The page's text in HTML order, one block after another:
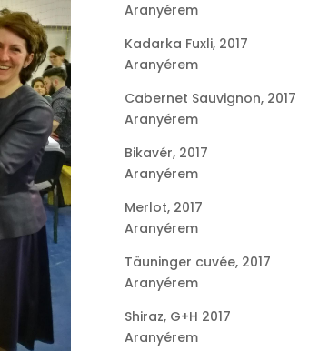
Aranyérem
Kadarka Fuxli, 2017
Aranyérem
Cabernet Sauvignon, 2017
Aranyérem
Bikavér, 2017
Aranyérem
Merlot, 2017
Aranyérem
Täuninger cuvée, 2017
Aranyérem
Shiraz, G+H 2017
Aranyérem